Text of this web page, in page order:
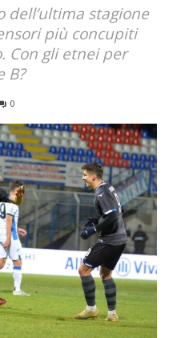
dell’ultima stagione
più concupiti
Con gli etnei per
B?
0